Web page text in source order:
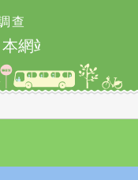
查
網站8月9日9時至